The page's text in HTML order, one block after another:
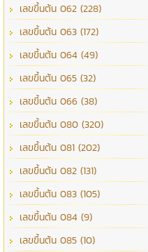
เลขขึ้นต้น 062 (228)
เลขขึ้นต้น 063 (172)
เลขขึ้นต้น 064 (49)
เลขขึ้นต้น 065 (32)
เลขขึ้นต้น 066 (38)
เลขขึ้นต้น 080 (320)
เลขขึ้นต้น 081 (202)
เลขขึ้นต้น 082 (131)
เลขขึ้นต้น 083 (105)
เลขขึ้นต้น 084 (9)
เลขขึ้นต้น 085 (10)